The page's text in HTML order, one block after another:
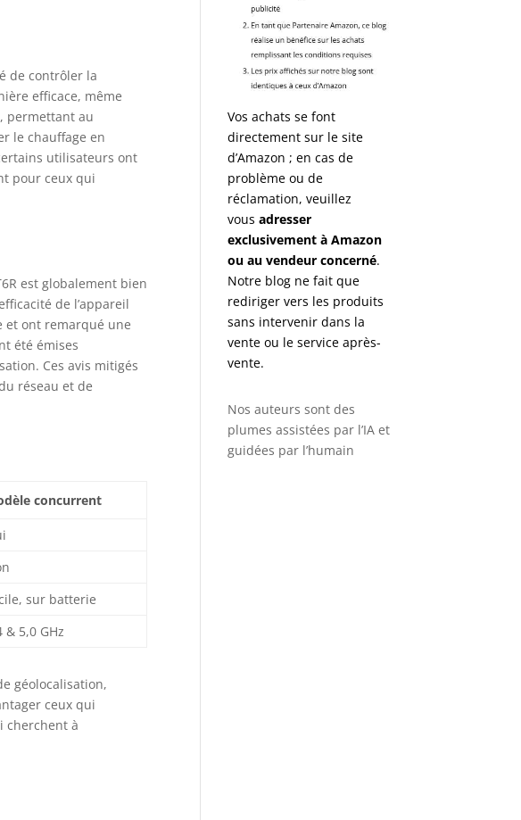
d'un
Alexa,
et
Contrôle
de
de
pour savoir
Ainsi,
: choisissez
la
modifier à
à installer et à
un système
ouvrez le
Fermez le
Comprend
de contrôler la
efficace, même
permettant au
le chauffage en
utilisateurs ont
pour ceux qui
est globalement bien
de l’appareil
et ont remarqué une
été émises
Ces avis mitigés
réseau et de
concurrent
sur batterie
& 5,0 GHz
géolocalisation,
ceux qui
cherchent à
Vos achats se font
directement sur le site
d’Amazon ; en cas de
problème ou de
réclamation, veuillez
vousadresser
exclusivement à Amazon
ou au vendeur concerné.
Notre blog ne fait que
rediriger vers les produits
sans intervenir dans la
vente ou le service après-
vente.
Nos auteurs sont des
plumes assistées par l’IA et
guidées par l’humain